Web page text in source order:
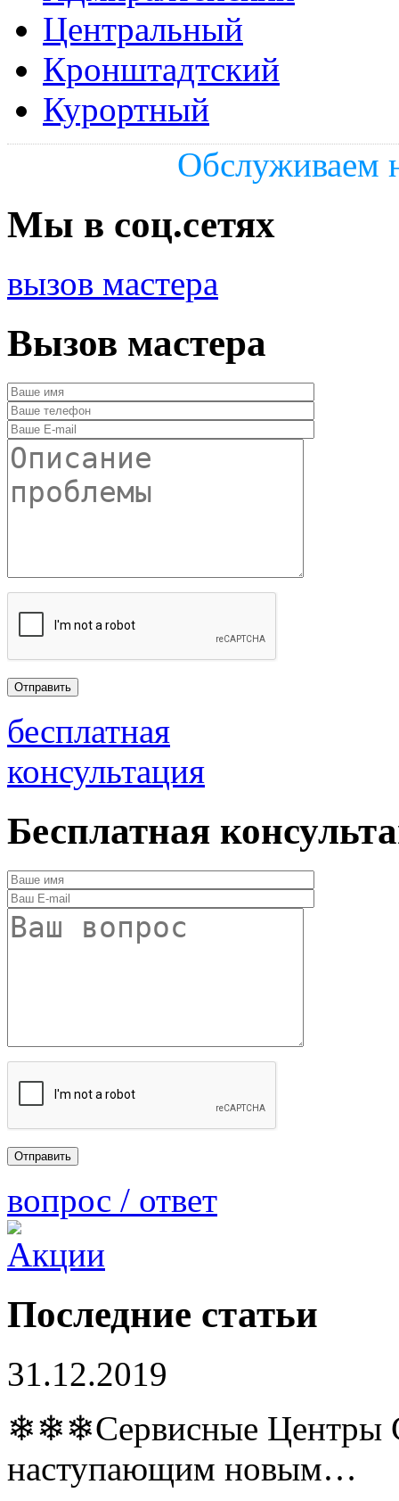
Центральный
Кронштадтский
Курортный
Обслуживаем
Мы в соц.сетях
вызов мастера
Вызов мастера
бесплатная
консультация
Бесплатная
вопрос / ответ
Последние статьи
31.12.2019
❄❄❄Сервисные Центры
наступающим новым…